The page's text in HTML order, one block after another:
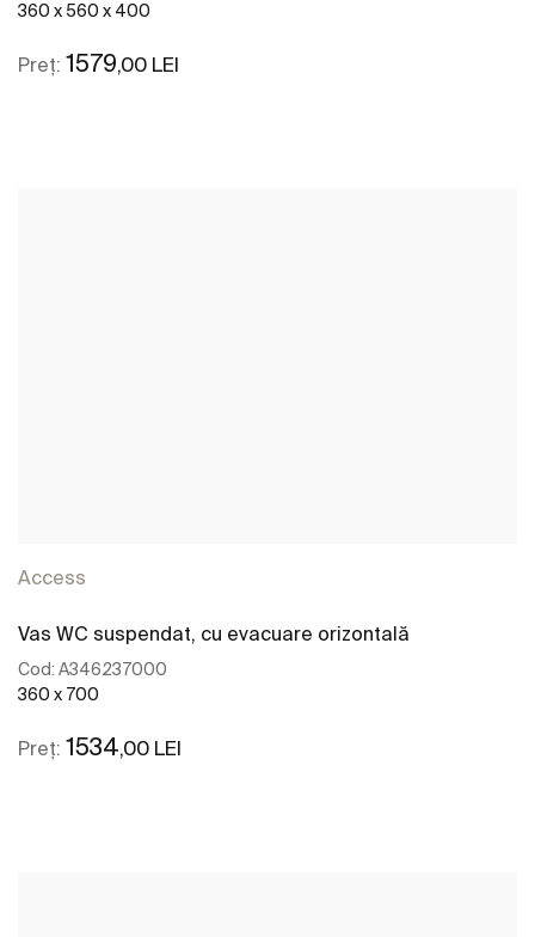
360 x 560 x 400
Preț: 1579 ,00 LEI
Access
Vas WC suspendat, cu evacuare orizontală
Cod: A346237000
360 x 700
Preț: 1534,00 LEI